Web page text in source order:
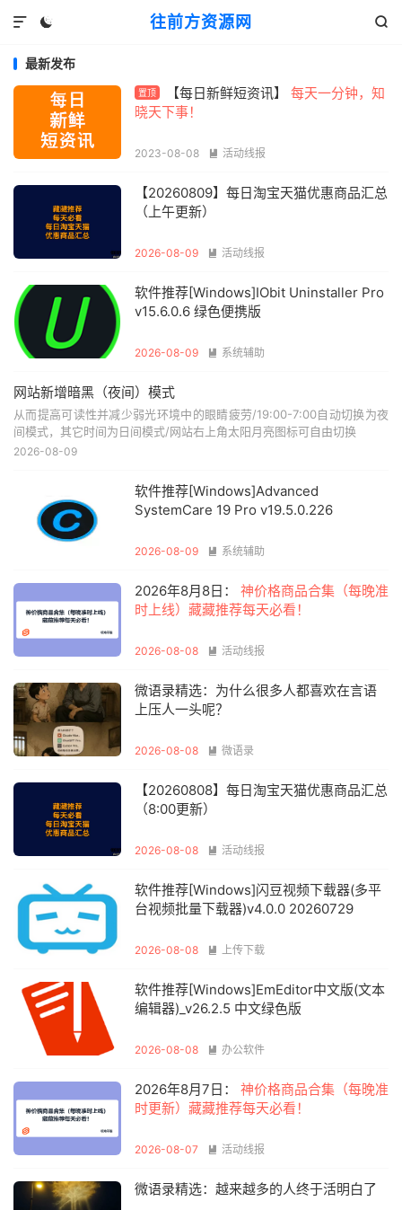
往前方资源网
 

最新发布
置顶 【每日新鲜短资讯】 每天一分钟，知
晓天下事！
2023-08-08  活动线报
【20260809】每日淘宝天猫优惠商品汇总
（上午更新）
2026-08-09  活动线报
软件推荐[Windows]IObit Uninstaller Pro
v15.6.0.6 绿色便携版
2026-08-09  系统辅助
网站新增暗黑（夜间）模式
从而提高可读性并减少弱光环境中的眼睛疲劳/19:00-7:00自动切换为夜
间模式，其它时间为日间模式/网站右上角太阳月亮图标可自由切换
2026-08-09
软件推荐[Windows]Advanced
SystemCare 19 Pro v19.5.0.226
2026-08-09  系统辅助
2026年8月8日： 神价格商品合集（每晚准
时上线）藏藏推荐每天必看！
2026-08-08  活动线报
微语录精选：为什么很多人都喜欢在言语
上压人一头呢？
2026-08-08  微语录
【20260808】每日淘宝天猫优惠商品汇总
（8:00更新）
2026-08-08  活动线报
软件推荐[Windows]闪豆视频下载器(多平
台视频批量下载器)v4.0.0 20260729
2026-08-08  上传下载
软件推荐[Windows]EmEditor中文版(文本
编辑器)_v26.2.5 中文绿色版
2026-08-08  办公软件
2026年8月7日： 神价格商品合集（每晚准
时更新）藏藏推荐每天必看！
2026-08-07  活动线报
微语录精选：越来越多的人终于活明白了